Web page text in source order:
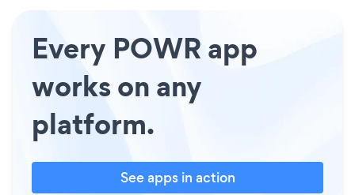
Every POWR app
works on any
platform.
See apps in action